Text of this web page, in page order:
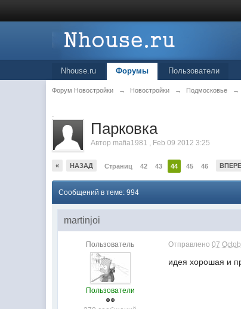
Nhouse.ru Форумы Пользователи
Форум Новостройки → Новостройки → Подмосковье →
.
Парковка
Автор mafia1981 , Feb 09 2012 3:25
« НАЗАД Страниц 42 43 44 45 46
Сообщений в теме: 994
martinjoi
Пользователь
Пользователи
Отправлено07
идея хорошая и